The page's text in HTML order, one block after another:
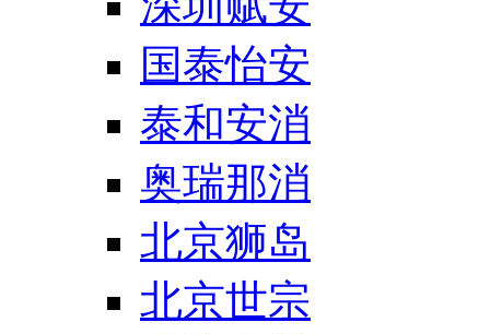
国泰怡安
泰和安消
奥瑞那消
北京狮岛
北京世宗